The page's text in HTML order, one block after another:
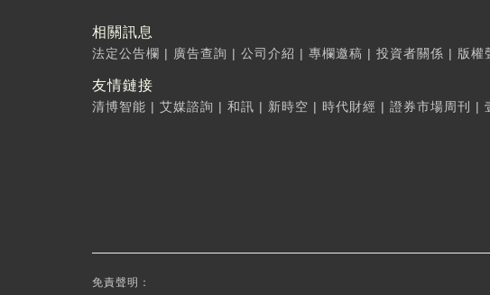
相關訊息
法定公告欄 | 廣告查詢 | 公司介紹 | 專欄邀稿 | 投資者關係 | 版權
友情鏈接
清博智能 | 艾媒諮詢 | 和訊 | 新時空 | 時代財經 | 證券市場周刊 |
免責聲明：